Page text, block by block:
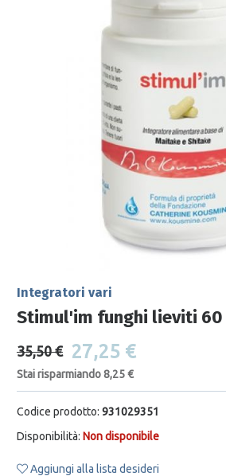
Integratori vari
Stimul'im funghi lieviti 60
35,50 € 27,25 €
Stai risparmiando 8,25 €
Codice prodotto: 931029351
Disponibilità: Non disponibile
Aggiungi alla lista desideri